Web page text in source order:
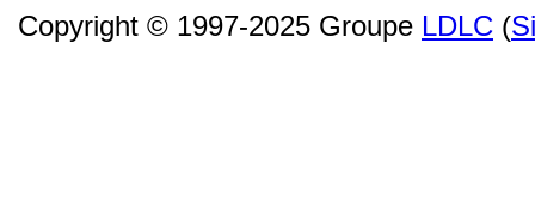
Copyright © 1997-2025 Groupe LDLC (